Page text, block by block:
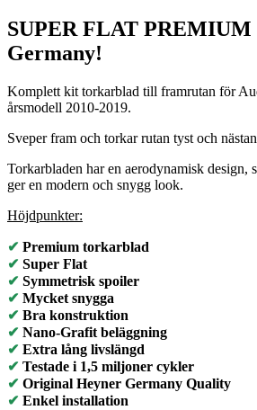
SUPER FLAT
Germany!
Komplett kit torkarblad till framrutan för
årsmodell 2010-2019.
Sveper fram och torkar rutan tyst och
Torkarbladen har en aerodynamisk design,
ger en modern och snygg look.
Höjdpunkter:
✔ Premium torkarblad
✔ Super Flat
✔ Symmetrisk spoiler
✔ Mycket snygga
✔ Bra konstruktion
✔ Nano-Grafit beläggning
✔ Extra lång livslängd
✔ Testade i 1,5 miljoner cykler
✔ Original Heyner Germany Quality
✔ Enkel installation